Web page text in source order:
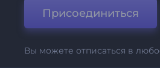
Присоединиться
Вы можете отписаться в